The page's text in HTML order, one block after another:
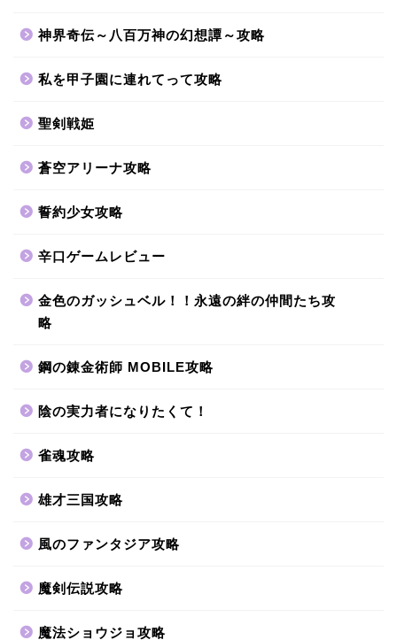
神界奇伝～八百万神の幻想譚～攻略
私を甲子園に連れてって攻略
聖剣戦姫
蒼空アリーナ攻略
誓約少女攻略
辛口ゲームレビュー
金色のガッシュベル！！永遠の絆の仲間たち攻
略
鋼の錬金術師 MOBILE攻略
陰の実力者になりたくて！
雀魂攻略
雄才三国攻略
風のファンタジア攻略
魔剣伝説攻略
魔法ショウジョ攻略